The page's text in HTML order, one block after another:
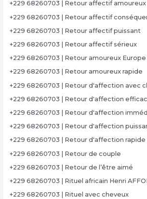
+229 68260703 | Retour affectif amoureux
+229 68260703 | Retour affectif
+229 68260703 | Retour affectif puissant
+229 68260703 | Retour affectif sérieux
+229 68260703 | Retour amoureux Europe
+229 68260703 | Retour amoureux rapide
+229 68260703 | Retour d'affection avec
+229 68260703 | Retour d'affection
+229 68260703 | Retour d'affection
+229 68260703 | Retour d'affection
+229 68260703 | Retour d'affection rapide
+229 68260703 | Retour de couple
+229 68260703 | Retour de l’être aimé
+229 68260703 | Rituel africain Henri
+229 68260703 | Rituel avec cheveux